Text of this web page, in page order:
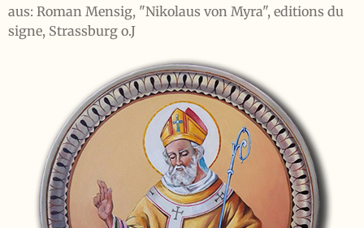
aus: Roman Mensig, "Nikolaus von Myra", editions du
signe, Strassburg o.J